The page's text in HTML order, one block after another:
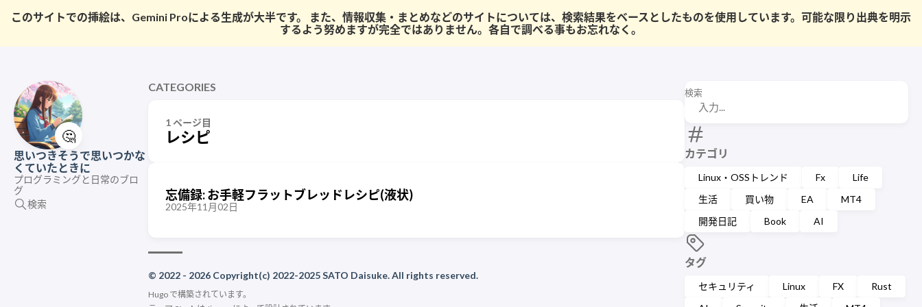
このサイトでの挿絵は、Gemini Proによる生成が大半です。 また、情報収集・まとめなどのサイトについては、検索結果をベースとしたものを使用しています。可能な限り出典を明示
するよう努めますが完全ではありません。各自で調べる事もお忘れなく。
🤔
思いつきそうで思いつかな
くていたときに
プログラミングと日常のブロ
グ
検索
検索
カテゴリ
Linux・OSSトレンド Fx
Life
生活
買い物 EA
MT4
開発日記
Book AI
タグ
セキュリティ Linux FX
Rust
CATEGORIES
1 ページ目
レシピ
忘備録: お手軽フラットブレッドレシピ(液状)
2025年11月02日
© 2022 - 2026 Copyright(c) 2022-2025 SATO Daisuke. All rights reserved.
Hugoで構築されています。